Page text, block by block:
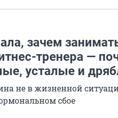
зачем
тренера —
усталые и
не в жизненной
сбое